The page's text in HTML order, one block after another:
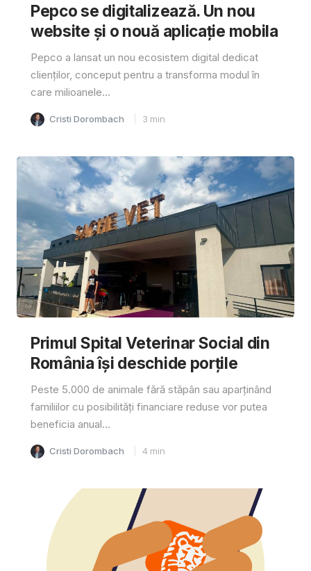
Pepco se digitalizează. Un nou
website și o nouă aplicație mobila
Pepco a lansat un nou ecosistem digital dedicat
clienților, conceput pentru a transforma modul în
care milioanele...
Cristi Dorombach 3 min
Primul Spital Veterinar Social din
România își deschide porțile
Peste 5.000 de animale fără stăpân sau aparținând
familiilor cu posibilități financiare reduse vor putea
beneficia anual...
Cristi Dorombach 4 min